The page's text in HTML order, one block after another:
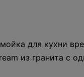
для кухни
из гранита с